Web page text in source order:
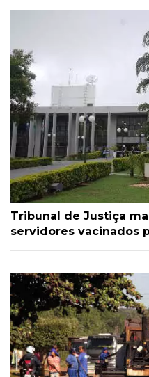
Tribunal de Justiça
servidores vacinados